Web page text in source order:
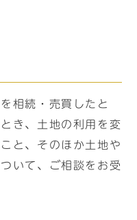
相続・売買したと
き、土地の利用を変
と、そのほか土地や
いて、ご相談をお受